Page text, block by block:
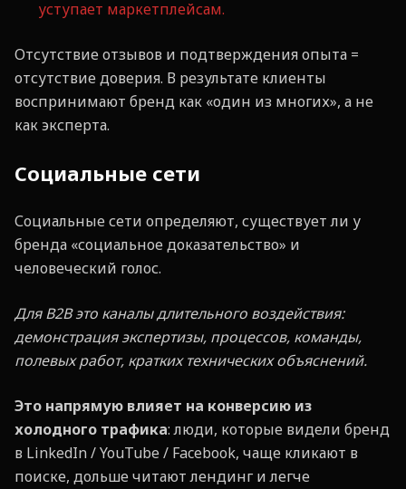
уступает маркетплейсам.
Отсутствие отзывов и подтверждения опыта =
отсутствие доверия. В результате клиенты
воспринимают бренд как «один из многих», а не
как эксперта.
Социальные сети
Социальные сети определяют, существует ли у
бренда «социальное доказательство» и
человеческий голос.
Для B2B это каналы длительного воздействия:
демонстрация экспертизы, процессов, команды,
полевых работ, кратких технических объяснений.
Это напрямую влияет на конверсию из
холодного трафика: люди, которые видели бренд
в LinkedIn / YouTube / Facebook, чаще кликают в
поиске, дольше читают лендинг и легче